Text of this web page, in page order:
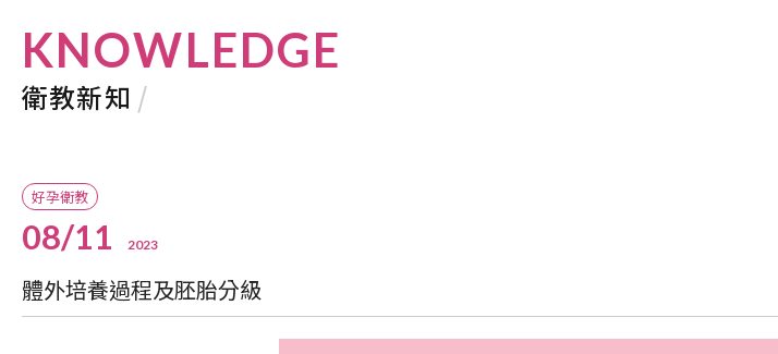
KNOWLEDGE
衛教新知 /
好孕衛教
08/11 2023
體外培養過程及胚胎分級